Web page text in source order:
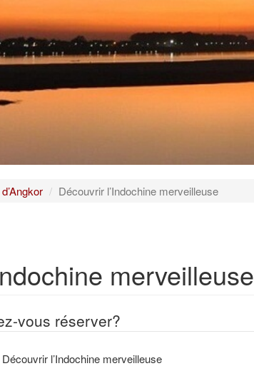
Découvrir l’Indochine merveilleuse
merveilleuse
vous réserver?
Découvrir l’Indochine merveilleuse